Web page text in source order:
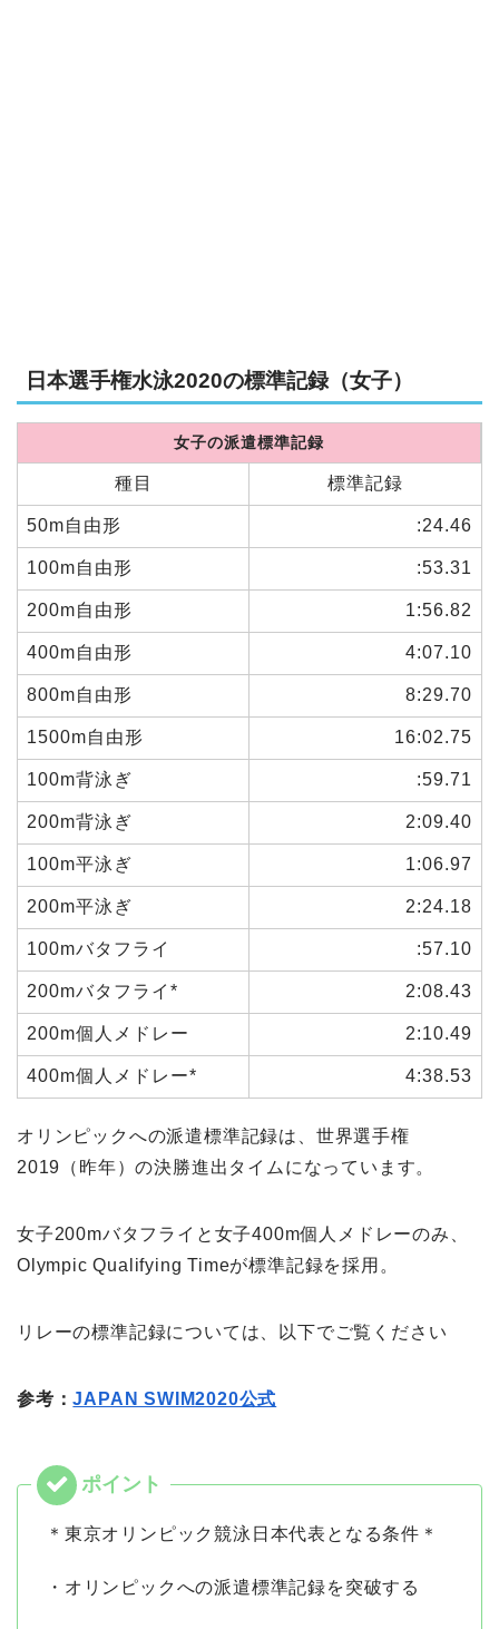
日本選手権水泳2020の標準記録（女子）
女子の派遣標準記録
種目 標準記録
50m自由形 :24.46
100m自由形 :53.31
200m自由形 1:56.82
400m自由形 4:07.10
800m自由形 8:29.70
1500m自由形 16:02.75
100m背泳ぎ :59.71
200m背泳ぎ 2:09.40
100m平泳ぎ 1:06.97
200m平泳ぎ 2:24.18
100mバタフライ :57.10
200mバタフライ* 2:08.43
200m個人メドレー 2:10.49
400m個人メドレー* 4:38.53
オリンピックへの派遣標準記録は、世界選手権
2019（昨年）の決勝進出タイムになっています。
女子200mバタフライと女子400m個人メドレーのみ、
Olympic Qualifying Timeが標準記録を採用。
リレーの標準記録については、以下でご覧ください
参考：JAPAN SWIM2020公式
＊東京オリンピック競泳日本代表となる条件＊
・オリンピックへの派遣標準記録を突破する